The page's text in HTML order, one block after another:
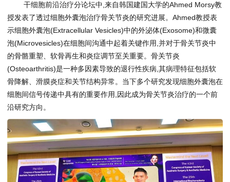
干细胞前沿治疗分论坛中,来自韩国建国大学的Ahmed Morsy教
授发表了透过细胞外囊泡治疗骨关节炎的研究进展。Ahmed教授表
示细胞外囊泡(Extracellular Vesicles)中的外泌体(Exosome)和微囊
泡(Microvesicles)在细胞间沟通中起着关键作用,并对于骨关节炎中
的骨骼重塑、软骨再生和炎症调节至关重要。骨关节炎
(Osteoarthritis)是一种多因素导致的退行性疾病,其病理特征包括软
骨降解、滑膜炎症和关节结构异常。当下多个研究发现细胞外囊泡在
细胞间信号传递中具有的重要作用,因此成为骨关节炎治疗的一个前
沿研究方向。